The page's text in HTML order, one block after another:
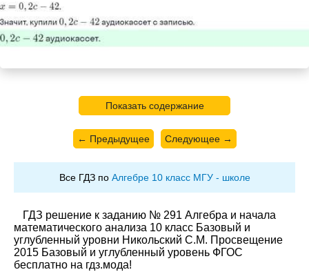
Показать содержание
← Предыдущее Следующее →
Все ГДЗ по Алгебре 10 класс МГУ - школе
ГДЗ решение к заданию № 291 Алгебра и начала
математического анализа 10 класс Базовый и
углубленный уровни Никольский С.М. Просвещение
2015 Базовый и углубленный уровень ФГОС
бесплатно на гдз.мода!